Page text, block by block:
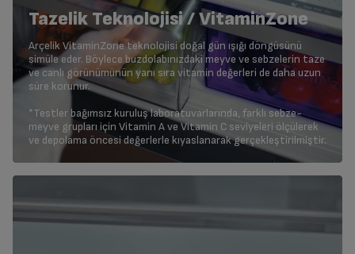
Tazelik Teknolojisi / VitaminZone
Arçelik VitaminZone teknolojisi doğal gün ışığı döngüsünü
simüle eder. Böylece buzdolabınızdaki meyve ve sebzelerin taze
ve canlı görünümünün yanı sıra vitamin değerleri de daha uzun
süre korunur.
*Testler bağımsız kuruluş laboratuvarlarında, farklı sebze-
meyve grupları için Vitamin A ve Vitamin C seviyeleri ölçülerek
ve depolama öncesi değerlerle kıyaslanarak gerçekleştirilmiştir.